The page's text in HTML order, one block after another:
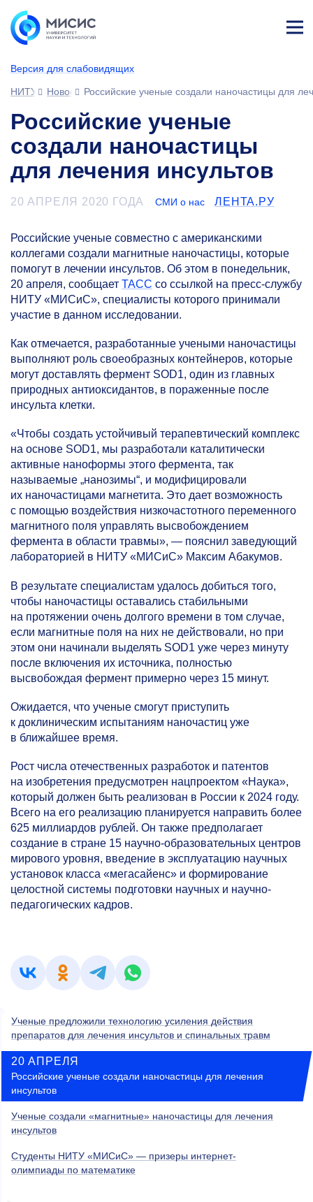
Версия для слабовидящих
ине
НИТУ МИСИС
НовостиРоссийские ученые создали наночастицы для
Российские ученые
создали наночастицы
для лечения инсультов
20 АПРЕЛЯ 2020 ГОДА СМИ о нас ЛЕНТА.РУ
Российские ученые совместно с американскими
коллегами создали магнитные наночастицы, которые
помогут в лечении инсультов. Об этом в понедельник,
20 апреля, сообщает ТАСС со ссылкой на пресс-службу
НИТУ «МИСиС», специалисты которого принимали
участие в данном исследовании.
Как отмечается, разработанные учеными наночастицы
выполняют роль своеобразных контейнеров, которые
могут доставлять фермент SOD1, один из главных
природных антиоксидантов, в пораженные после
инсульта клетки.
«Чтобы создать устойчивый терапевтический комплекс
на основе SOD1, мы разработали каталитически
активные наноформы этого фермента, так
называемые „нанозимы“, и модифицировали
их наночастицами магнетита. Это дает возможность
с помощью воздействия низкочастотного переменного
магнитного поля управлять высвобождением
фермента в области травмы», — пояснил заведующий
лабораторией в НИТУ «МИСиС» Максим Абакумов.
В результате специалистам удалось добиться того,
чтобы наночастицы оставались стабильными
на протяжении очень долгого времени в том случае,
если магнитные поля на них не действовали, но при
этом они начинали выделять SOD1 уже через минуту
после включения их источника, полностью
высвобождая фермент примерно через 15 минут.
Ожидается, что ученые смогут приступить
к доклиническим испытаниям наночастиц уже
в ближайшее время.
Рост числа отечественных разработок и патентов
на изобретения предусмотрен нацпроектом «Наука»,
который должен быть реализован в России к 2024 году.
Всего на его реализацию планируется направить более
625 миллиардов рублей. Он также предполагает
создание в стране 15 научно-образовательных центров
мирового уровня, введение в эксплуатацию научных
установок класса «мегасайенс» и формирование
целостной системы подготовки научных и научно-
педагогических кадров.
Ученые предложили технологию усиления действия
препаратов для лечения инсультов и спинальных травм
20 АПРЕЛЯ
Российские ученые создали наночастицы для лечения
инсультов
Ученые создали «магнитные» наночастицы для лечения
инсультов
Студенты НИТУ «МИСиС» — призеры интернет-
олимпиады по математике